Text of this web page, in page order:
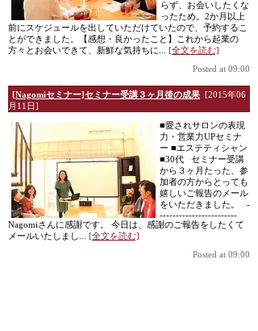
らず、お会いしたくな
ったため。2か月以上
前にスケジュールを出していただけていたので、予約するこ
とができました。【感想・良かったこと】これから起業の
方々とお会いできて、新鮮な気持ちに...
[全文を読む]
Posted at 09:00
[Nagomiセミナー]セミナー受講３ヶ月後の成果
[2015年06
月11日]
■愛されサロンの表現
力・営業力UPセミナ
ー ■エステティシャン
■30代 セミナー受講
から３ヶ月たった、参
加者の方からとっても
嬉しいご報告のメール
をいただきました。 -
------------------------
Nagomiさんに感謝です。 今日は、感謝のご報告をしたくて
メールいたしまし...
[全文を読む]
Posted at 09:00